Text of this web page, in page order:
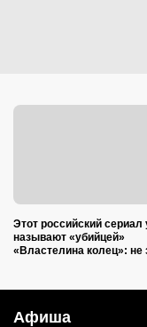
Этот российский сериал
называют «убийцей»
«Властелина колец»: не
Афиша